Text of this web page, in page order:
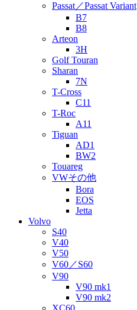
Passat／Passat Variant
B7
B8
Arteon
3H
Golf Touran
Sharan
7N
T-Cross
C11
T-Roc
A11
Tiguan
AD1
BW2
Touareg
VWその他
Bora
EOS
Jetta
Volvo
S40
V40
V50
V60／S60
V90
V90 mk1
V90 mk2
XC60